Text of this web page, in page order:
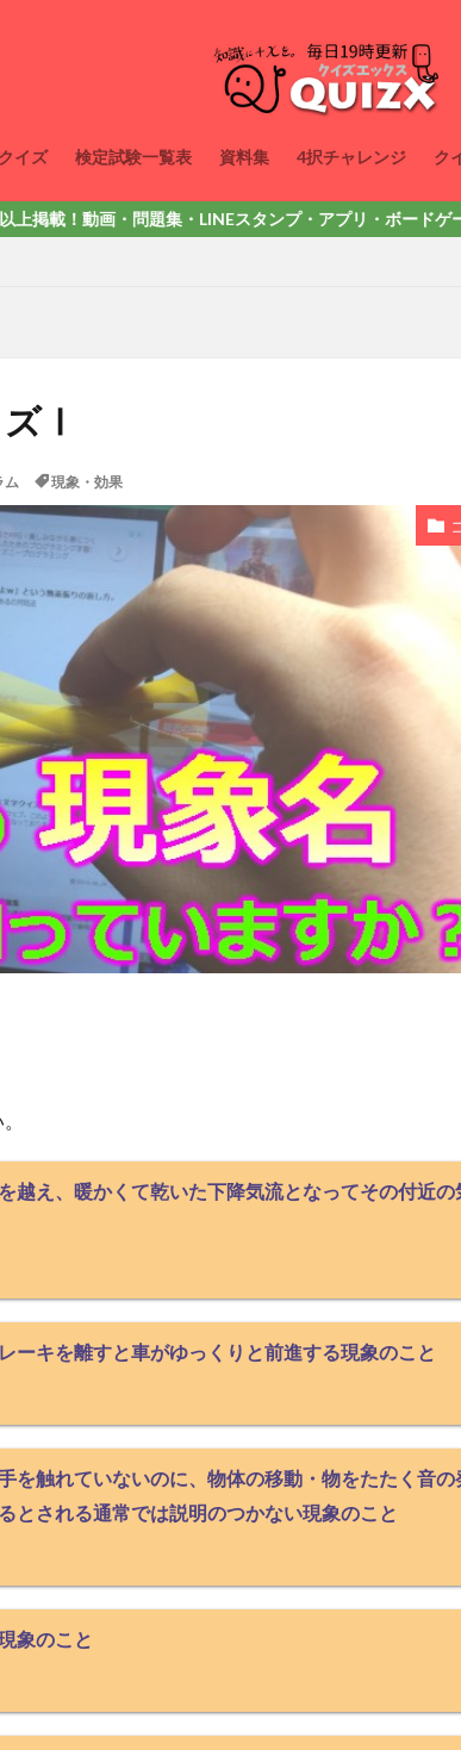
イズ 検定試験一覧表 資料集 4択チャレンジ ク
LINEスタンプ・アプリ・ボードゲームなど色々出してい
Ⅰ
ム 現象・効果
越え、暖かくて乾いた下降気流となってその付近の
キを離すと車がゆっくりと前進する現象のこと
を触れていないのに、物体の移動・物をたたく音の
とされる通常では説明のつかない現象のこと
象のこと